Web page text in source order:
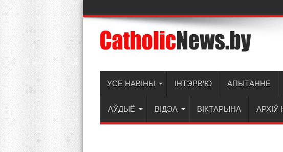
УСЕ НАВІНЫ ІНТЭРВ’Ю АПЫТАННЕ
АЎДЫЁ ВІДЭА ВІКТАРЫНА